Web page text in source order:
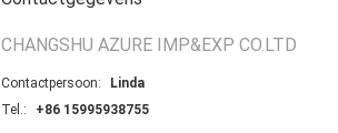
CHANGSHU AZURE IMP&EXP CO.LTD
Contactpersoon:
Linda
Tel.:
+86 15995938755